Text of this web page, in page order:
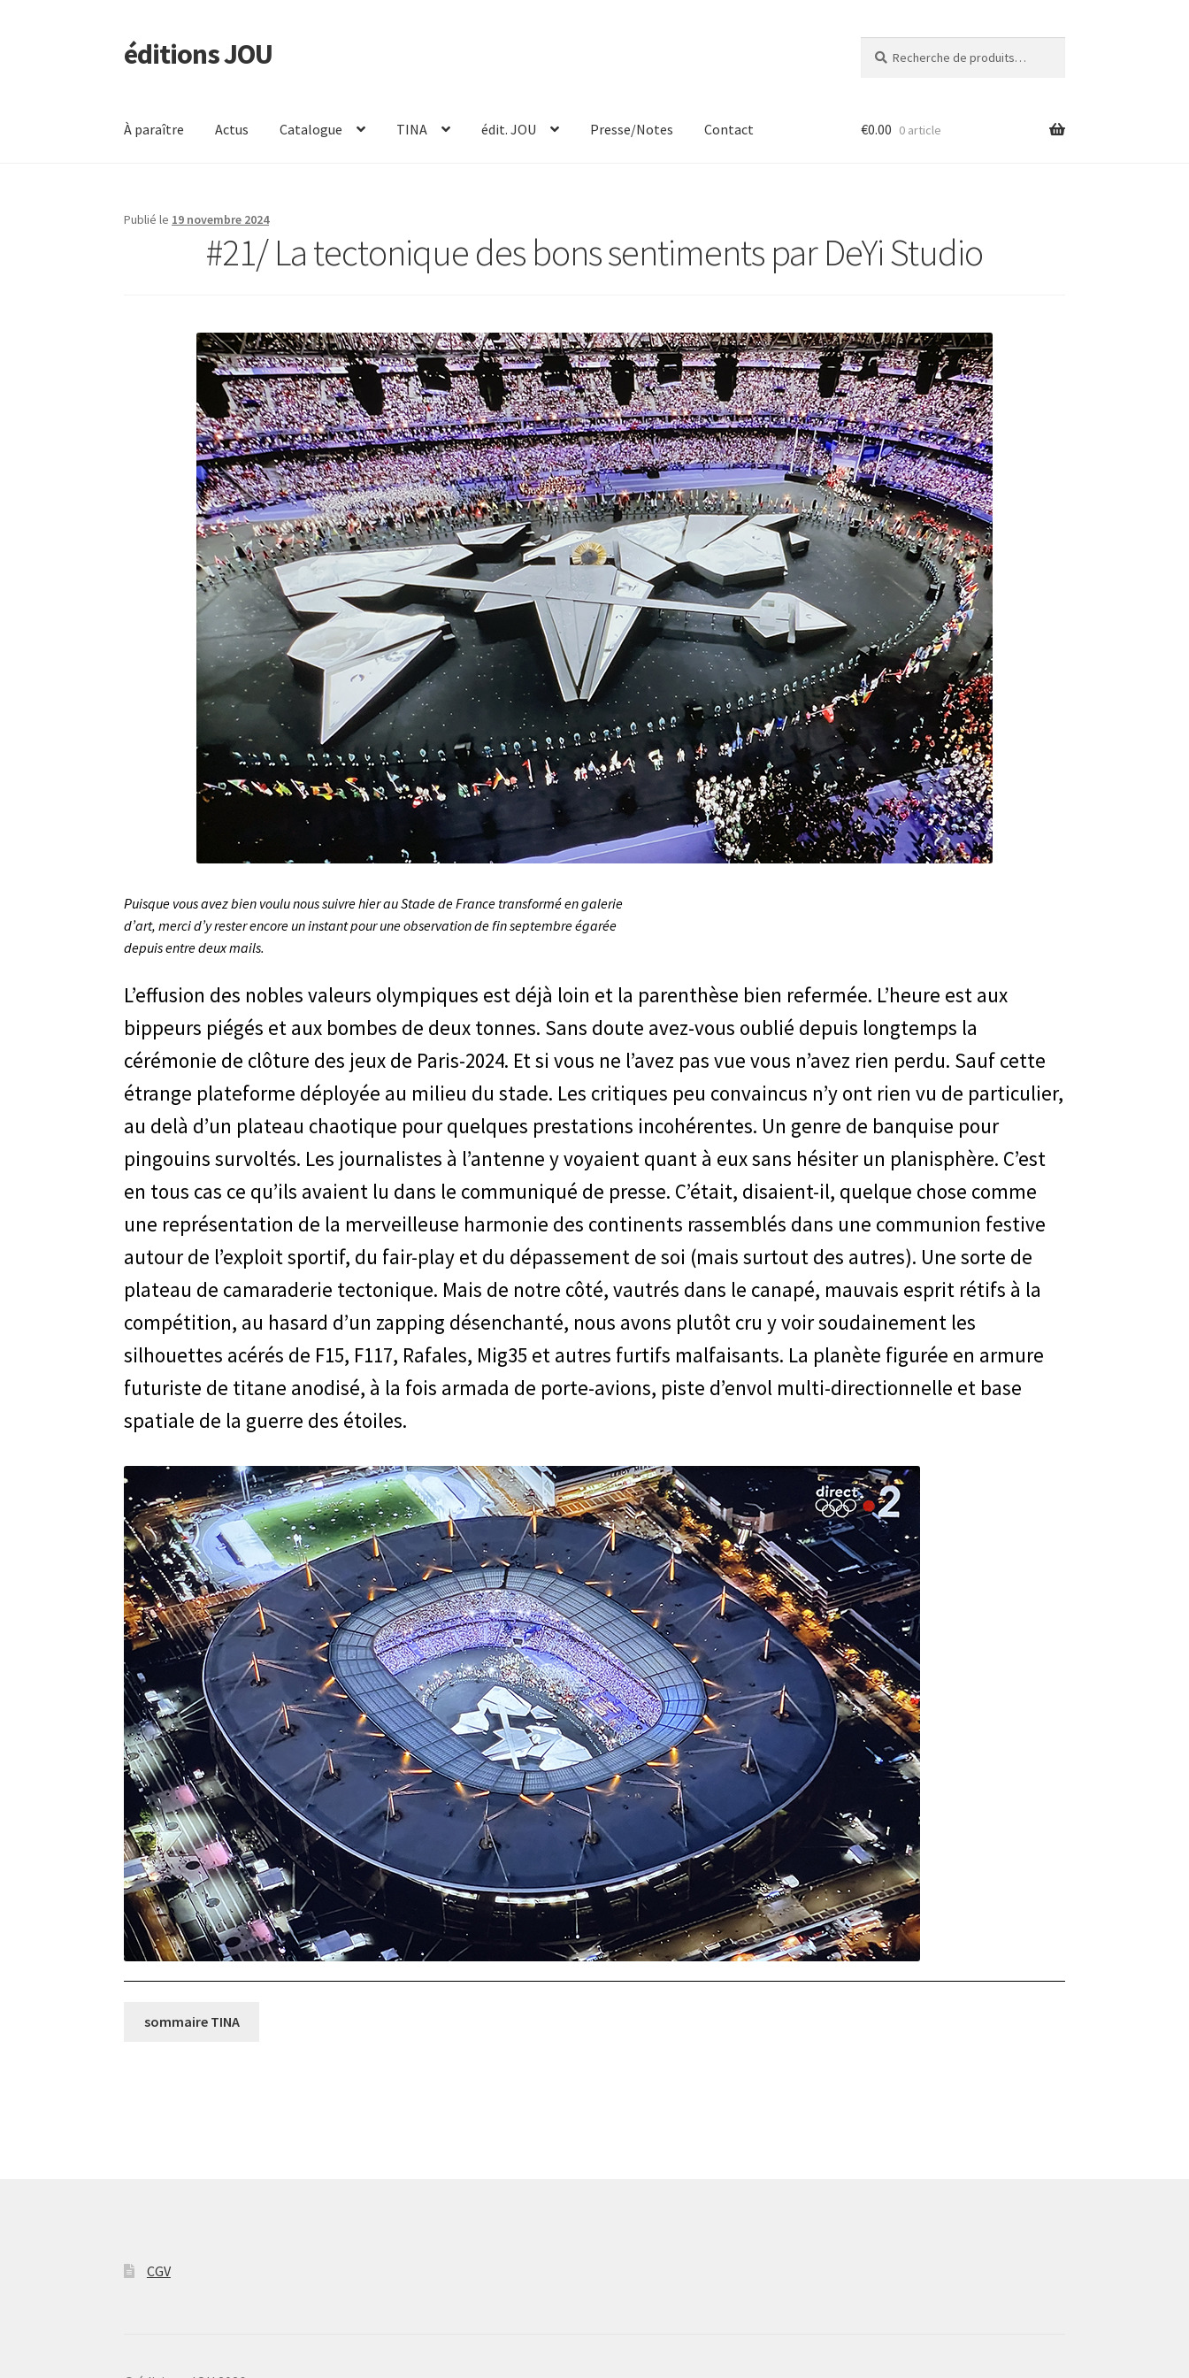
Aller
à
Aller
au
éditions JOU
pour :
À paraître Actus Catalogue TINA édit. JOU Presse/Notes Contact €0.00 0 article
Publié le 19 novembre 2024
#21/ La tectonique des bons sentiments par DeYi Studio
Puisque vous avez bien voulu nous suivre hier au Stade de France transformé en galerie
d’art, merci d’y rester encore un instant pour une observation de fin septembre égarée
depuis entre deux mails.
L’effusion des nobles valeurs olympiques est déjà loin et la parenthèse bien refermée. L’heure est aux
bippeurs piégés et aux bombes de deux tonnes. Sans doute avez-vous oublié depuis longtemps la
cérémonie de clôture des jeux de Paris-2024. Et si vous ne l’avez pas vue vous n’avez rien perdu. Sauf cette
étrange plateforme déployée au milieu du stade. Les critiques peu convaincus n’y ont rien vu de particulier,
au delà d’un plateau chaotique pour quelques prestations incohérentes. Un genre de banquise pour
pingouins survoltés. Les journalistes à l’antenne y voyaient quant à eux sans hésiter un planisphère. C’est
en tous cas ce qu’ils avaient lu dans le communiqué de presse. C’était, disaient-il, quelque chose comme
une représentation de la merveilleuse harmonie des continents rassemblés dans une communion festive
autour de l’exploit sportif, du fair-play et du dépassement de soi (mais surtout des autres). Une sorte de
plateau de camaraderie tectonique. Mais de notre côté, vautrés dans le canapé, mauvais esprit rétifs à la
compétition, au hasard d’un zapping désenchanté, nous avons plutôt cru y voir soudainement les
silhouettes acérés de F15, F117, Rafales, Mig35 et autres furtifs malfaisants. La planète figurée en armure
futuriste de titane anodisé, à la fois armada de porte-avions, piste d’envol multi-directionnelle et base
spatiale de la guerre des étoiles.
sommaire TINA
CGV